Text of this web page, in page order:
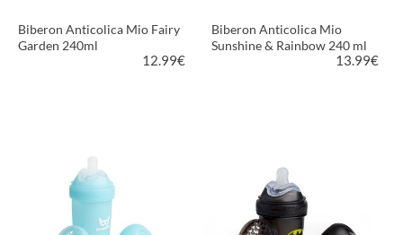
Biberon Anticolica Mio Fairy
Garden 240ml
12.99€
Biberon Anticolica Mio
Sunshine & Rainbow 240 ml
13.99€